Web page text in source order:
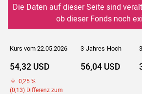
Die Daten auf dieser Seite sind
ob dieser Fonds noch
Kurs vom 22.05.2026 3-Jahres-Hoch
54,32 USD
0,25 %
(0,13) Differenz zum
56,04 USD